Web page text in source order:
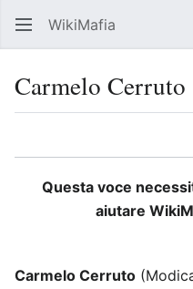
WikiMafia
Carmelo Cerruto
Questa voce
aiutare
Carmelo Cerruto